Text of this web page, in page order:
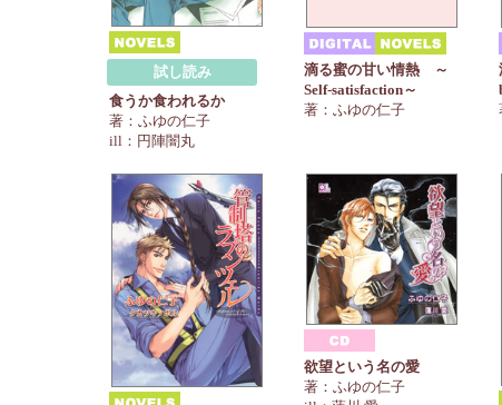
試し読み
食うか食われるか
著：ふゆの仁子
ill：円陣闇丸
滴る蜜の甘い情熱 ～
Self-satisfaction～
著：ふゆの仁子
欲望という名の愛
著：ふゆの仁子